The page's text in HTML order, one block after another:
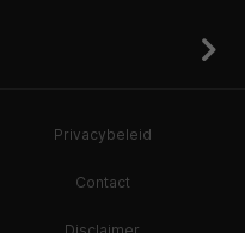
Privacybeleid
Contact